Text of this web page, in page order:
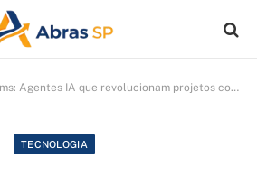
IA que revolucionam projetos complexos (72 caracteres)
TECNOLOGIA